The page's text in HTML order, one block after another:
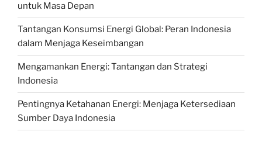
untuk Masa Depan
Tantangan Konsumsi Energi Global: Peran Indonesia
dalam Menjaga Keseimbangan
Mengamankan Energi: Tantangan dan Strategi
Indonesia
Pentingnya Ketahanan Energi: Menjaga Ketersediaan
Sumber Daya Indonesia